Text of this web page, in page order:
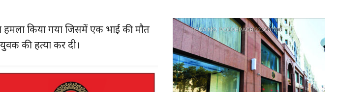
हमला किया गया जिसमें एक भाई की मौत
की हत्या कर दी।